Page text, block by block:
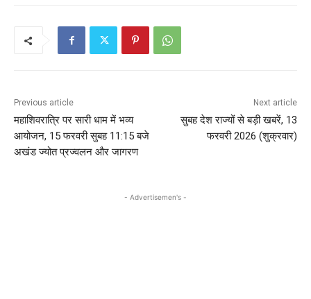
Previous article
महाशिवरात्रि पर सारी धाम में भव्य
आयोजन, 15 फरवरी सुबह 11:15 बजे
अखंड ज्योत प्रज्वलन और जागरण
Next article
सुबह देश राज्यों से बड़ी खबरें, 13
फरवरी 2026 (शुक्रवार)
- Advertisemen's -